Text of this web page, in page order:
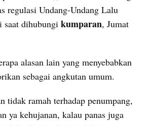
regulasi Undang-Undang Lalu
dihubungi kumparan, Jumat
alasan lain yang menyebabkan
sebagai angkutan umum.
tidak ramah terhadap penumpang,
ya kehujanan, kalau panas juga